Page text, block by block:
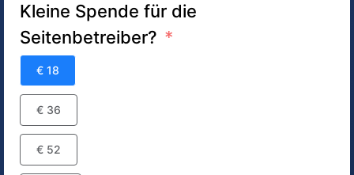
Kleine Spende für die
Seitenbetreiber?
€ 18
€ 36
€ 52